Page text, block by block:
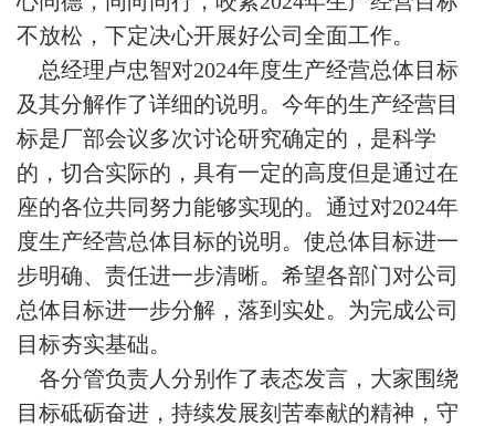
不放松，下定决心开展好公司全面工作。
总经理卢忠智对2024年度生产经营总体目标
及其分解作了详细的说明。今年的生产经营目
标是厂部会议多次讨论研究确定的，是科学
的，切合实际的，具有一定的高度但是通过在
座的各位共同努力能够实现的。通过对2024年
度生产经营总体目标的说明。使总体目标进一
步明确、责任进一步清晰。希望各部门对公司
总体目标进一步分解，落到实处。为完成公司
目标夯实基础。
各分管负责人分别作了表态发言，大家围绕
目标砥砺奋进，持续发展刻苦奉献的精神，守